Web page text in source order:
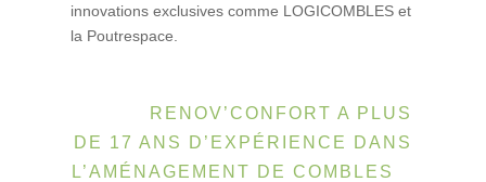
innovations exclusives comme LOGICOMBLES et
la Poutrespace.
RENOV’CONFORT A PLUS
DE 17 ANS D’EXPÉRIENCE DANS
L’AMÉNAGEMENT DE COMBLES